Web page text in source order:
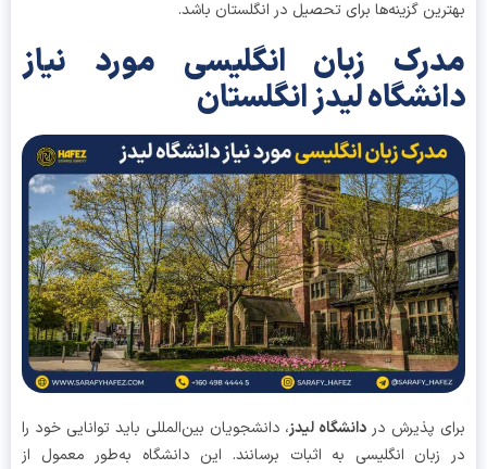
گزینه‌ها برای تحصیل در انگلستان باشد.
زبان انگلیسی مورد نیاز
لیدز انگلستان
پذیرش دردانشگاه لیدز، دانشجویان بین‌المللی باید توانایی خود را
زبان انگلیسی به اثبات برسانند. این دانشگاه به‌طور معمول از